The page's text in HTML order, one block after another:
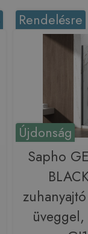
Újdonság
Rendelésre
Sapho